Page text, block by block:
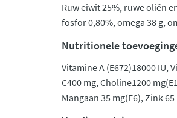
Ruw eiwit 25%, ruwe oliën
fosfor 0,80%, omega 38 g,
Nutritionele
Vitamine A (E672)18000 IU,
C400 mg, Choline1200
Mangaan 35 mg(E6), Zink